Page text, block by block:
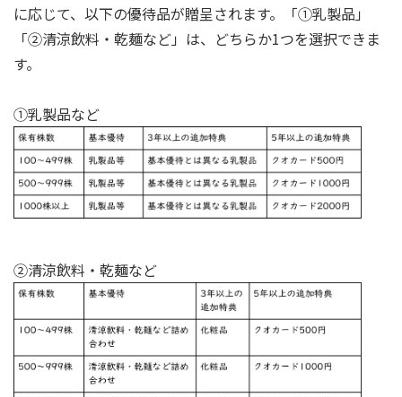
に応じて、以下の優待品が贈呈されます。「①乳製品」
「②清涼飲料・乾麺など」は、どちらか1つを選択できま
す。
①乳製品など
②清涼飲料・乾麺など